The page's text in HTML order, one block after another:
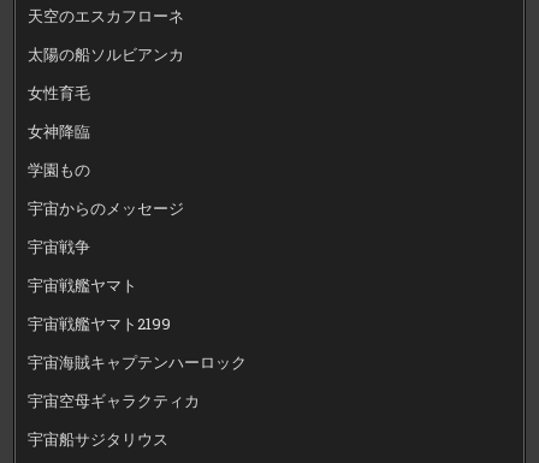
天空のエスカフローネ
太陽の船ソルビアンカ
女性育毛
女神降臨
学園もの
宇宙からのメッセージ
宇宙戦争
宇宙戦艦ヤマト
宇宙戦艦ヤマト2199
宇宙海賊キャプテンハーロック
宇宙空母ギャラクティカ
宇宙船サジタリウス